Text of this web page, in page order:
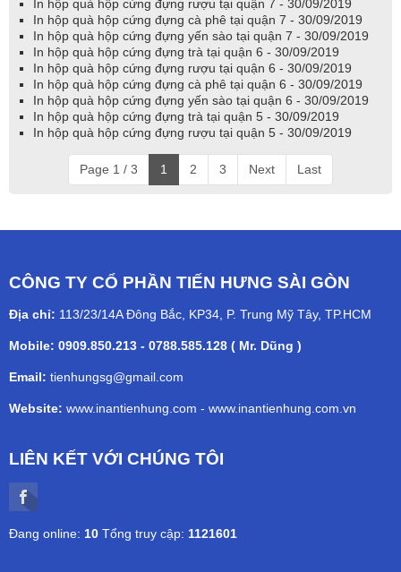
In hộp quà hộp cứng đựng rượu tại quận 7 - 30/09/2019
In hộp quà hộp cứng đựng cà phê tại quận 7 - 30/09/2019
In hộp quà hộp cứng đựng yến sào tại quận 7 - 30/09/2019
In hộp quà hộp cứng đựng trà tại quận 6 - 30/09/2019
In hộp quà hộp cứng đựng rượu tại quận 6 - 30/09/2019
In hộp quà hộp cứng đựng cà phê tại quận 6 - 30/09/2019
In hộp quà hộp cứng đựng yến sào tại quận 6 - 30/09/2019
In hộp quà hộp cứng đựng trà tại quận 5 - 30/09/2019
In hộp quà hộp cứng đựng rượu tại quận 5 - 30/09/2019
Page 1 / 3 1 2 3 Next Last
CÔNG TY CỔ PHẦN TIẾN HƯNG SÀI GÒN
Địa chỉ: 113/23/14A Đông Bắc, KP34, P. Trung Mỹ Tây, TP.HCM
Mobile: 0909.850.213 - 0788.585.128 ( Mr. Dũng )
Email: tienhungsg@gmail.com
Website: www.inantienhung.com - www.inantienhung.com.vn
LIÊN KẾT VỚI CHÚNG TÔI
Đang online: 10 Tổng truy cập: 1121601